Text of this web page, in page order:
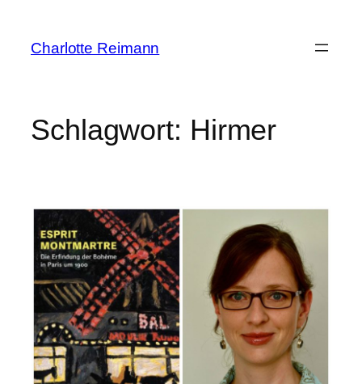
springen
Charlotte Reimann
Schlagwort: Hirmer